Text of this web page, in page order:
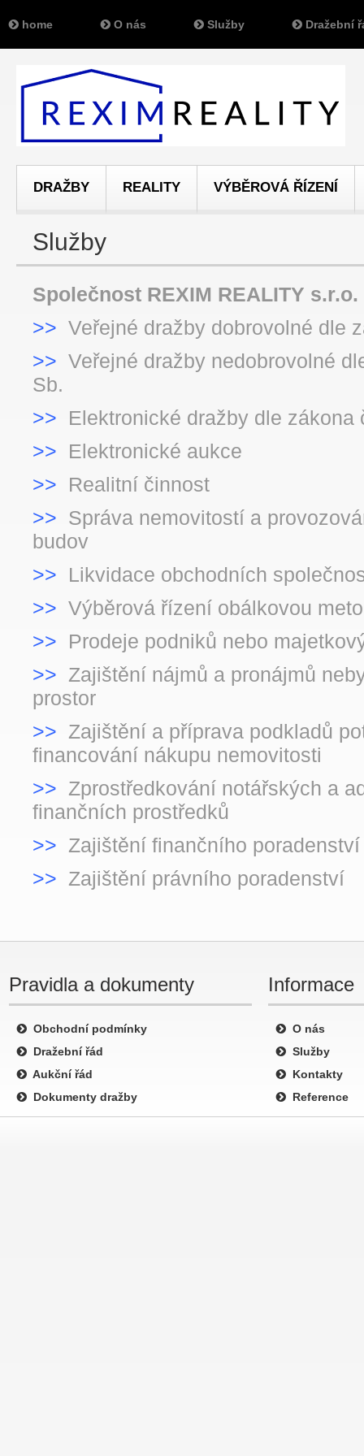
Služby
Společnost REXIM REALITY
>> Veřejné dražby dobrovolné dle
>> Veřejné dražby nedobrovolné
Sb.
>>
Elektronické dražby dle zákona
>> Elektronické aukce
>>
Realitní činnost
>> Správa nemovitostí a
budov
>> Likvidace obchodních
>> Výběrová řízení obálkovou
>> Prodeje podniků nebo
>> Zajištění nájmů a pronájmů
prostor
>> Zajištění a příprava podkladů
financování nákupu nemovitosti
>> Zprostředkování notářských a
finančních prostředků
>> Zajištění finančního poradenství
>> Zajištění právního poradenství
DRAŽBY REALITY VÝBĚROVÁ ŘÍZENÍ
home O nás Služby Dražební
Pravidla a dokumenty
Obchodní podmínky
Dražební řád
Aukční řád
Dokumenty dražby
Informace
O nás
Služby
Kontakty
Reference